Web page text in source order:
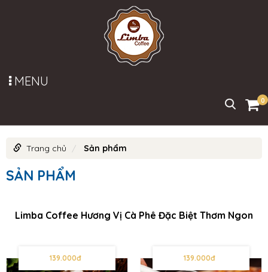
0
MENU
Trang chủ Sản phẩm
SẢN PHẨM
Limba Coffee Hương Vị Cà Phê Đặc Biệt Thơm Ngon
139.000đ 139.000đ